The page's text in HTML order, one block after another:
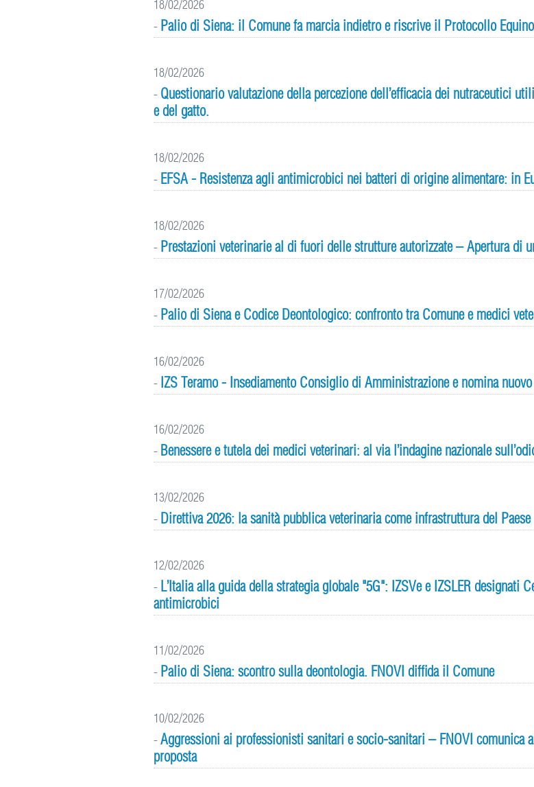
18/02/2026
- Palio di Siena: il Comune fa marcia indietro e riscrive il Protocollo Equino
18/02/2026
- Questionario valutazione della percezione dell’efficacia dei nutraceutici
e del gatto.
18/02/2026
- EFSA - Resistenza agli antimicrobici nei batteri di origine alimentare: in
18/02/2026
- Prestazioni veterinarie al di fuori delle strutture autorizzate – Apertura di
17/02/2026
- Palio di Siena e Codice Deontologico: confronto tra Comune e medici
16/02/2026
- IZS Teramo - Insediamento Consiglio di Amministrazione e nomina
16/02/2026
- Benessere e tutela dei medici veterinari: al via l’indagine nazionale
13/02/2026
- Direttiva 2026: la sanità pubblica veterinaria come infrastruttura del Paese
12/02/2026
- L’Italia alla guida della strategia globale "5G": IZSVe e IZSLER designati
antimicrobici
11/02/2026
- Palio di Siena: scontro sulla deontologia. FNOVI diffida il Comune
10/02/2026
-Aggressioni ai professionisti sanitari e socio-sanitari – FNOVI comunica
proposta